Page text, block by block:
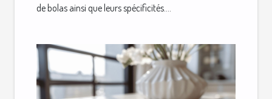
de bolas ainsi que leurs spécificités....